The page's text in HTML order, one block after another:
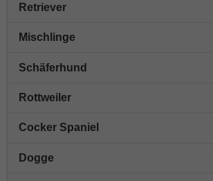
Retriever
Mischlinge
Schäferhund
Rottweiler
Cocker Spaniel
Dogge